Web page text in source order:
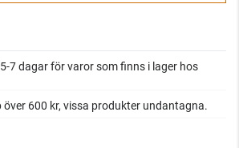
7 dagar för varor som finns i lager hos
över 600 kr, vissa produkter undantagna.